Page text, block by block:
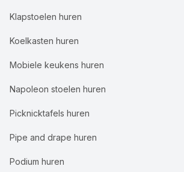
Klapstoelen huren
Koelkasten huren
Mobiele keukens huren
Napoleon stoelen huren
Picknicktafels huren
Pipe and drape huren
Podium huren